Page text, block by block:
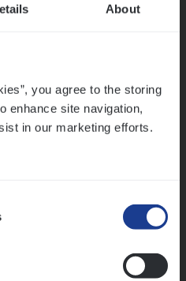
About
you agree to the storing
enhance site navigation,
in our marketing efforts.
dossiers én droge
in games én op het